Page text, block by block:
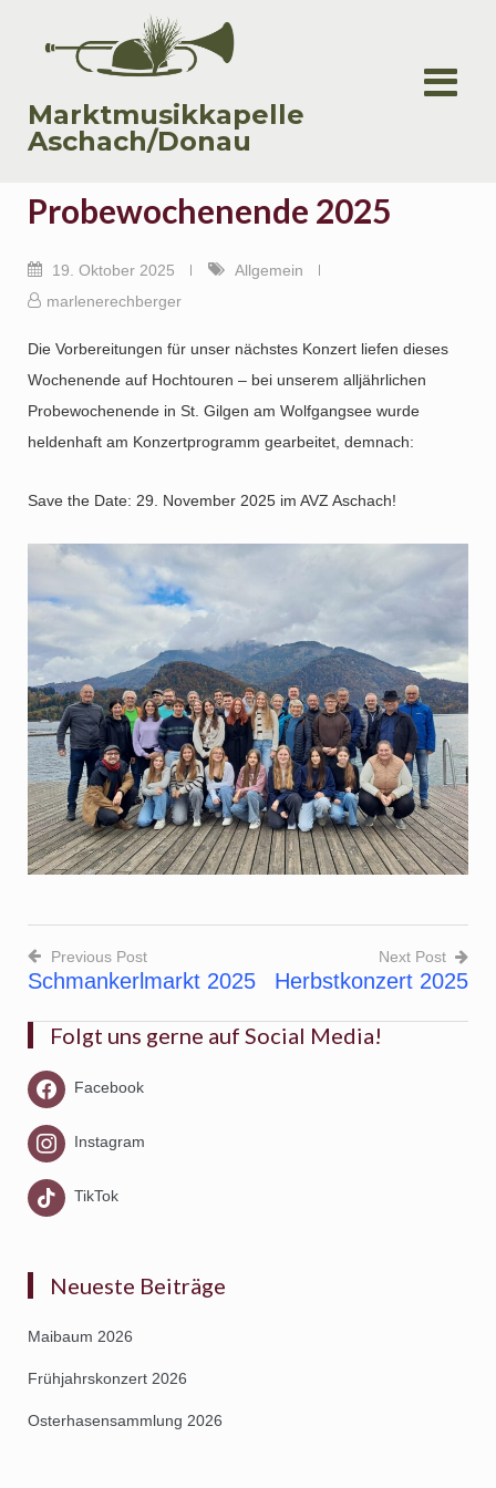
Marktmusikkapelle
Aschach/Donau
Probewochenende 2025
19. Oktober 2025
Allgemein
marlenerechberger
Die Vorbereitungen für unser nächstes Konzert liefen dieses
Wochenende auf Hochtouren – bei unserem alljährlichen
Probewochenende in St. Gilgen am Wolfgangsee wurde
heldenhaft am Konzertprogramm gearbeitet, demnach:
Save the Date: 29. November 2025 im AVZ Aschach!
Beitragsnavigation
Previous Post
Schmankerlmarkt 2025
Next Post
Herbstkonzert 2025
Folgt uns gerne auf Social Media!
Facebook
Instagram
TikTok
Neueste Beiträge
Maibaum 2026
Frühjahrskonzert 2026
Osterhasensammlung 2026